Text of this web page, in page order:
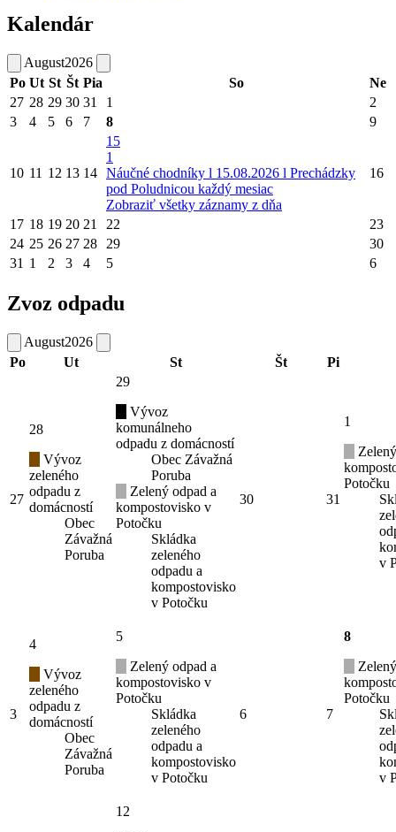
Kalendár
August2026
Po Ut St Št Pia So
Ne
27 28 29 30 31 1
2
3
4 5 6 7 8 9
10 11 12 13 14
15
1
Náučné chodníky l 15.08.2026 l Prechádzky
pod Poludnicou každý mesiac
Zobraziť všetky záznamy z dňa
16
17 18 19 20 21 22
23
24 25 26 27 28 29
30
31 1 2 3 4 5 6
Zvoz odpadu
August2026
Po
Ut St Št Pi
27
28
Vývoz
zeleného
odpadu z
domácností
Obec
Závažná
Poruba
29
Vývoz
komunálneho
odpadu z domácností
Obec Závažná
Poruba
Zelený odpad a
kompostovisko v
Potočku
Skládka
zeleného
odpadu a
kompostovisko
v Potočku
30 31
1
Potočku
v
3
4
Vývoz
zeleného
odpadu z
domácností
Obec
Závažná
Poruba
5
Zelený odpad a
kompostovisko v
Potočku
Skládka
zeleného
odpadu a
kompostovisko
v Potočku
6 7
8
Potočku
v
12